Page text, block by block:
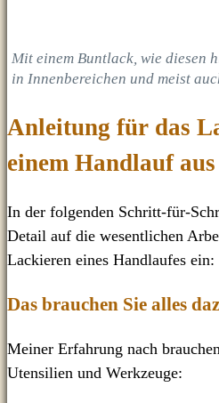
Mit einem Buntlack, wie diesen
in Innenbereichen und meist
Anleitung für das
einem Handlauf
In der folgenden Schritt-für-
Detail auf die wesentlichen
Lackieren eines Handlaufes ein:
Das brauchen Sie alles
Meiner Erfahrung nach
Utensilien und Werkzeuge: